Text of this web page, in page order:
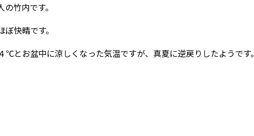
竹内です。
快晴です。
とお盆中に涼しくなった気温ですが、真夏に逆戻りしたようです。